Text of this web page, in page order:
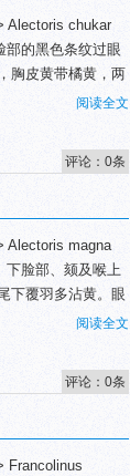
Alectoris chukar
部的黑色条纹过眼
胸皮黄带橘黄，两
阅读全文
评论：0条
Alectoris magna
下脸部、颏及喉上
下覆羽多沾黄。眼
阅读全文
评论：0条
Francolinus